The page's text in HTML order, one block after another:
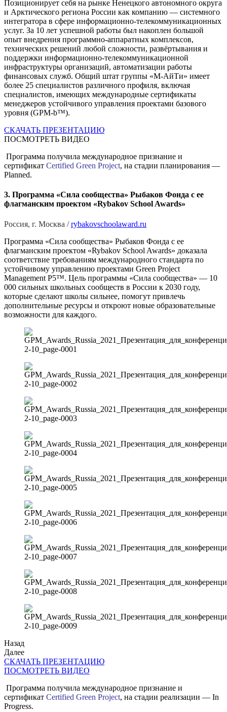
Позиционирует себя на рынке Ненецкого автономного округа
и Арктического региона России как компанию — системного
интегратора в сфере информационно-телекоммуникационных
услуг. За 10 лет успешной работы был накоплен большой
опыт внедрения программно-аппаратных комплексов,
технических решений любой сложности, развёртывания и
поддержки информационно-телекоммуникационной
инфраструктуры организаций, автоматизации работы
финансовых служб. Общий штат группы «М-АйТи» имеет
более 25 специалистов различного профиля, включая
специалистов, имеющих международные сертификаты
менеджеров устойчивого управления проектами базового
уровня (GPM-b™).
СКАЧАТЬ ПРЕЗЕНТАЦИЮ
ПОСМОТРЕТЬ ВИДЕО
Программа получила международное признание и
сертификат Certified Green Project, на стадии планирования —
Planned.
3. Программа «Сила сообщества» Рыбаков Фонда с ее
флагманским проектом «Rybakov School Awards»
Россия, г. Москва /rybakovschoolaward.ru
Программа «Сила сообщества» Рыбаков Фонда с ее
флагманским проектом «Rybakov School Awards» доказала
соответствие требованиям международного стандарта по
устойчивому управлению проектами Green Project
Management P5™. Цель программы «Сила сообщества» — 10
000 сильных школьных сообществ в России к 2030 году,
которые сделают школы сильнее, помогут привлечь
дополнительные ресурсы и откроют новые образовательные
возможности для каждого.
Назад
Далее
СКАЧАТЬ ПРЕЗЕНТАЦИЮ
ПОСМОТРЕТЬ ВИДЕО
Программа получила международное признание и
сертификат Certified Green Project, на стадии реализации — In
Progress.